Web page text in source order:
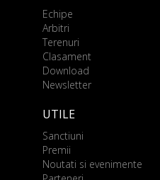
Echipe
Arbitri
Terenuri
Clasament
Download
Newsletter
UTILE
Sanctiuni
Premii
Noutati si evenimente